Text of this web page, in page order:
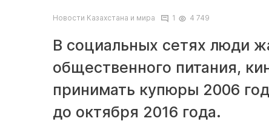
Новости Казахстана и мира 1 4 749
В социальных сетях люди
общественного питания,
принимать купюры 2006
до октября 2016 года.